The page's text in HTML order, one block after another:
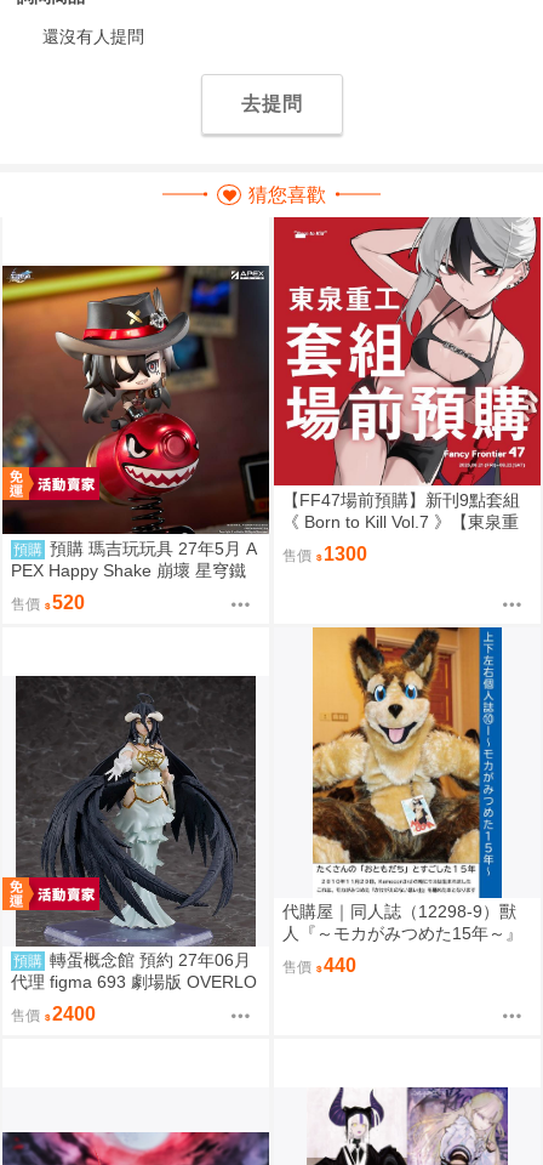
還沒有人提問
去提問
猜您喜歡
預購 預購 瑪吉玩玩具 27年5月 A
PEX Happy Shake 崩壞 星穹鐵
道 Q版搖搖樂 波提歐 1002
售價 520
【FF47場前預購】新刊9點套組
《 Born to Kill Vol.7 》【東泉重
工】[ 蔚藍檔案 ブルアカ / 鬼方佳
世子 カヨコ ]
售價 1300
預購 轉蛋概念館 預約 27年06月
代理 figma 693 劇場版 OVERLO
RD 聖王國篇 雅兒貝德 免訂金
售價 2400
代購屋｜同人誌（12298-9）獸
人『～モカがみつめた15年～』
上下左右 ふちなし印刷
售價 440